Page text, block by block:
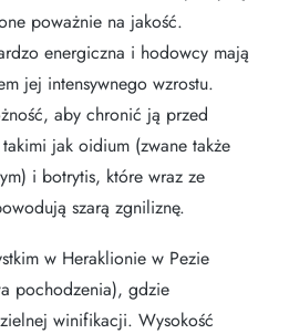
poważnie na jakość.
energiczna i hodowcy mają
jej intensywnego wzrostu.
aby chronić ją przed
jak oidium (zwane także
i botrytis, które wraz ze
szarą zgniliznę.
w Heraklionie w Pezie
pochodzenia), gdzie
winifikacji. Wysokość